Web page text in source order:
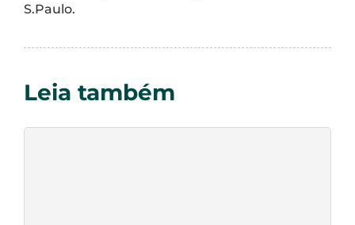
S.Paulo.
Leia também